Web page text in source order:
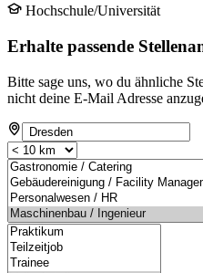
Hochschule/Universität
Erhalte passende
Bitte sage uns, wo du ähnliche
nicht deine E-Mail Adresse